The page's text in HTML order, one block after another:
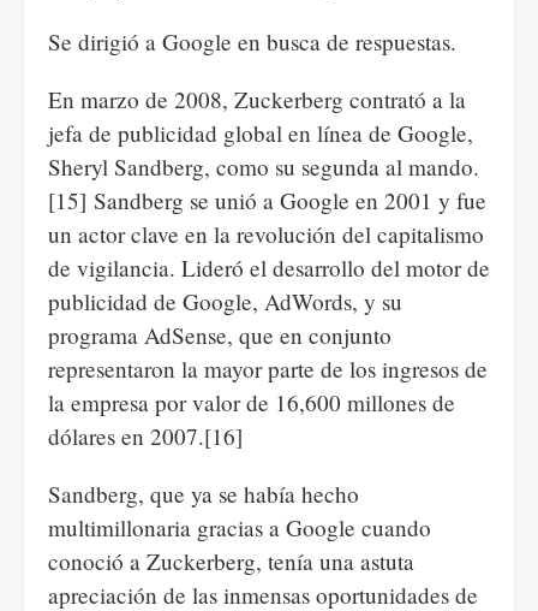
Se dirigió a Google en busca de respuestas.
En marzo de 2008, Zuckerberg contrató a la
jefa de publicidad global en línea de Google,
Sheryl Sandberg, como su segunda al mando.
[15] Sandberg se unió a Google en 2001 y fue
un actor clave en la revolución del capitalismo
de vigilancia. Lideró el desarrollo del motor de
publicidad de Google, AdWords, y su
programa AdSense, que en conjunto
representaron la mayor parte de los ingresos de
la empresa por valor de 16,600 millones de
dólares en 2007.[16]
Sandberg, que ya se había hecho
multimillonaria gracias a Google cuando
conoció a Zuckerberg, tenía una astuta
apreciación de las inmensas oportunidades de